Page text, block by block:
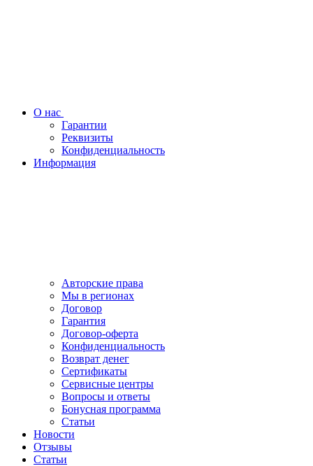
О нас
Гарантии
Реквизиты
Конфиденциальность
Информация
Авторские права
Мы в регионах
Договор
Гарантия
Договор-оферта
Конфиденциальность
Возврат денег
Сертификаты
Сервисные центры
Вопросы и ответы
Бонусная программа
Статьи
Новости
Отзывы
Статьи